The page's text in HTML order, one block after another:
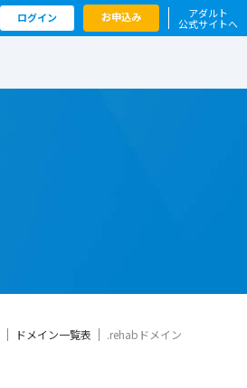
ログイン お申込み アダルト
公式サイトへ
ドメイン一覧表 .rehabドメイン